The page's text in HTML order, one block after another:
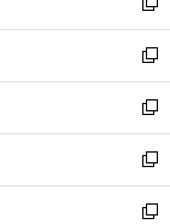
ド
ウ
で
開
く
ィ
ン
ド
ウ
で
開
く
い
ウ
ィ
ン
ド
ウ
で
開
く
新
し
い
ウ
ィ
ン
ド
ウ
で
新
し
い
ウ
ィ
ン
ド
新
し
い
ウ
ィ
新
し
い
新